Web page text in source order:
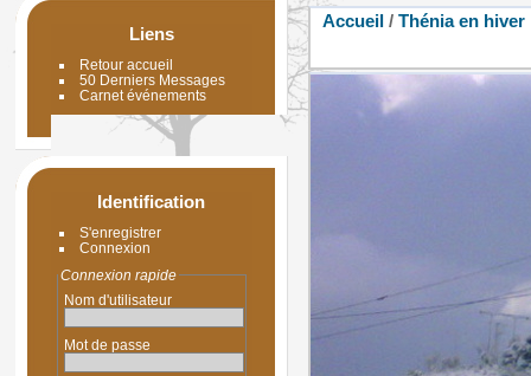
Liens
Retour accueil
50 Derniers Messages
Carnet événements
Identification
S'enregistrer
Connexion
Connexion rapide
Nom d'utilisateur
Mot de passe
Accueil / Thénia en hiver